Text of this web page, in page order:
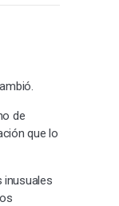
de
que lo
inusuales